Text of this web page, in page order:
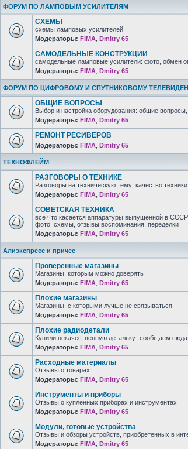
ФОРУМ ПО ЛАМПОВЫМ УСИЛИТЕЛЯМ
СХЕМЫ
схемы ламповых усилителей
Модераторы: FIMA Dmitry 65
САМОДЕЛЬНЫЕ КОНСТРУКЦИИ
самодельные ламповые усилители: фото, обмен
Модераторы: FIMA Dmitry 65
ФОРУМ ПО ЦИФРОВОМУ И СПУТНИКОВОМУ
ОБЩИЕ ВОПРОСЫ
Выбор и настройка оборудования: общие
Модераторы: FIMA Dmitry 65
РЕМОНТ РЕСИВЕРОВ
Модераторы: FIMA Dmitry 65
ТЕХНОФЛЕЙМ
РАЗГОВОРЫ О ТЕХНИКЕ
Разговоры на техническую тему: качество
Модераторы: FIMA Dmitry 65
СОВЕТСКАЯ ТЕХНИКА
все что касается аппаратуры выпущенной в
фото, схемы, отзывы,воспоминания, переделки
Модераторы: FIMA Dmitry 65
Алиэкспресс и причее
Проверенные магазины
Магазины, которым можно доверять
Модераторы: FIMA Dmitry 65
Плохие магазины
Магазины, с которыми лучше не связываться
Модераторы: FIMA Dmitry 65
Плохие радиодетали
Купили некачественную детальку- сообщаем сюда
Модераторы: FIMA Dmitry 65
Расходные материалы
Отзывы о товарах
Модераторы: FIMA Dmitry 65
Инструменты и приборы
Отзывы о купленных приборах и инструментах
Модераторы: FIMA Dmitry 65
Модули, готовые устройства
Отзывы и обзоры устройств, приобретенных в
Модераторы: FIMA Dmitry 65